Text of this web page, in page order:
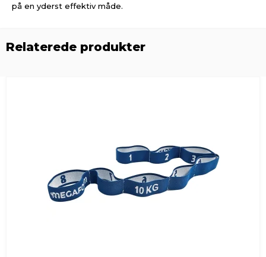
på en yderst effektiv måde.
Relaterede produkter